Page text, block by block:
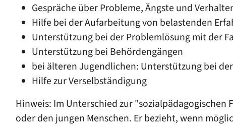
Gespräche über Probleme, Ängste und
Hilfe bei der Aufarbeitung von belastenden
Unterstützung bei der Problemlösung mit der
Unterstützung bei Behördengängen
bei älteren Jugendlichen: Unterstützung bei
Hilfe zur Verselbständigung
Hinweis: Im Unterschied zur
oder den jungen Menschen. Er bezieht, wenn